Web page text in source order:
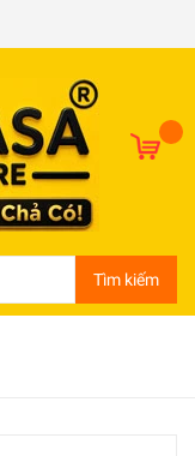
Tìm kiếm